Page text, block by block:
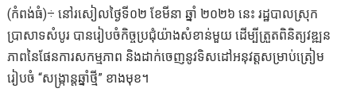
(កំពង់ធំ)÷ នៅរសៀលថ្ងៃទី០២ ខែមីនា ឆ្នាំ ២០២៦ នេះ រដ្ឋបាលស្រុក
ប្រាសាទសំបូរ បានរៀបចំកិច្ចប្រជុំយ៉ាងសំខាន់មួយ ដើម្បីត្រួតពិនិត្យវឌ្ឍន
ភាពនៃផែនការសកម្មភាព និងដាក់ចេញនូវទិសដៅអនុវត្តសម្រាប់ត្រៀម
រៀបចំ “សង្ក្រាន្តឆ្នាំថ្មី” ខាងមុខ។